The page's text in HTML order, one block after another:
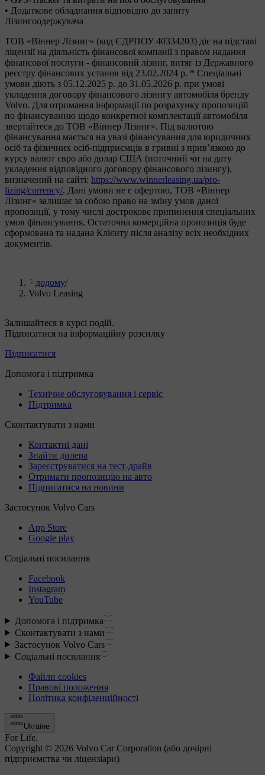
• Додаткове обладнання відповідно до запиту
Лізингоодержувача
ТОВ «Віннер Лізинг» (код ЄДРПОУ 40334203) діє на підставі
ліцензії на діяльність фінансової компанії з правом надання
фінансової послуги - фінансовий лізинг, витяг із Державного
реєстру фінансових установ від 23.02.2024 р. * Спеціальні
умови діють з 05.12.2025 р. до 31.05.2026 р. при умові
укладення договору фінансового лізингу автомобіля бренду
Volvo. Для отримання інформації по розрахунку пропозицій
по фінансуванню щодо конкретної комплектації автомобіля
звертайтеся до ТОВ «Віннер Лізинг». Під валютою
фінансування мається на увазі фінансування для юридичних
осіб та фізичних осіб-підприємців в гривні з прив’язкою до
курсу валют євро або долар США (поточний чи на дату
укладення відповідного договору фінансового лізингу),
визначений на сайті: https://www.winnerleasing.ua/pro-
lizing/currency/. Дані умови не є офертою, ТОВ «Віннер
Лізинг» залишає за собою право на зміну умов даної
пропозиції, у тому числі дострокове припинення спеціальних
умов фінансування. Остаточна комерційна пропозиція буде
сформована та надана Клієнту після аналізу всіх необхідних
документів.
додому/
Volvo Leasing